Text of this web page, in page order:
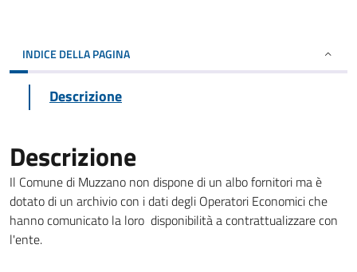
INDICE DELLA PAGINA
Descrizione
Descrizione
Il Comune di Muzzano non dispone di un albo fornitori ma è
dotato di un archivio con i dati degli Operatori Economici che
hanno comunicato la loro disponibilità a contrattualizzare con
l'ente.